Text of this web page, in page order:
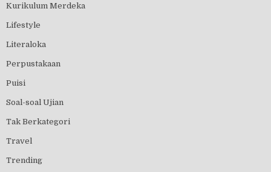
Kurikulum Merdeka
Lifestyle
Literaloka
Perpustakaan
Puisi
Soal-soal Ujian
Tak Berkategori
Travel
Trending